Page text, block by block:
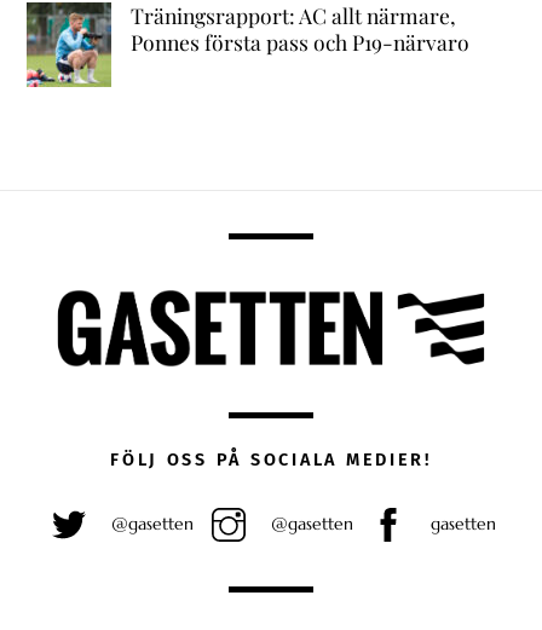
Träningsrapport: AC allt närmare,
Ponnes första pass och P19-närvaro
FÖLJ OSS PÅ SOCIALA MEDIER!
@gasetten @gasetten gasetten